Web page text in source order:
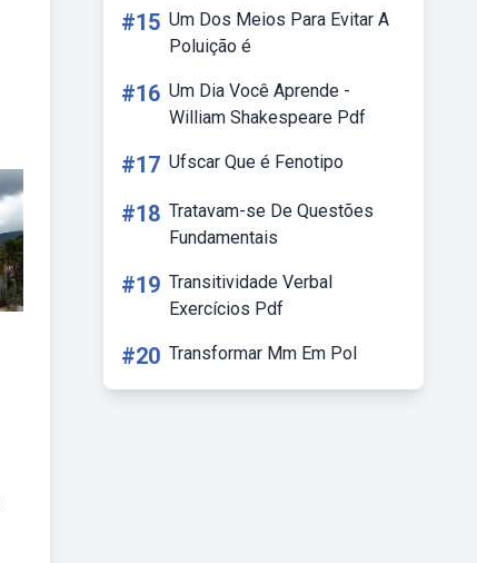
#15 Um Dos Meios Para Evitar A
Poluição é
#16 Um Dia Você Aprende -
William Shakespeare Pdf
#17 Ufscar Que é Fenotipo
#18 Tratavam-se De Questões
Fundamentais
#19 Transitividade Verbal
Exercícios Pdf
#20 Transformar Mm Em Pol